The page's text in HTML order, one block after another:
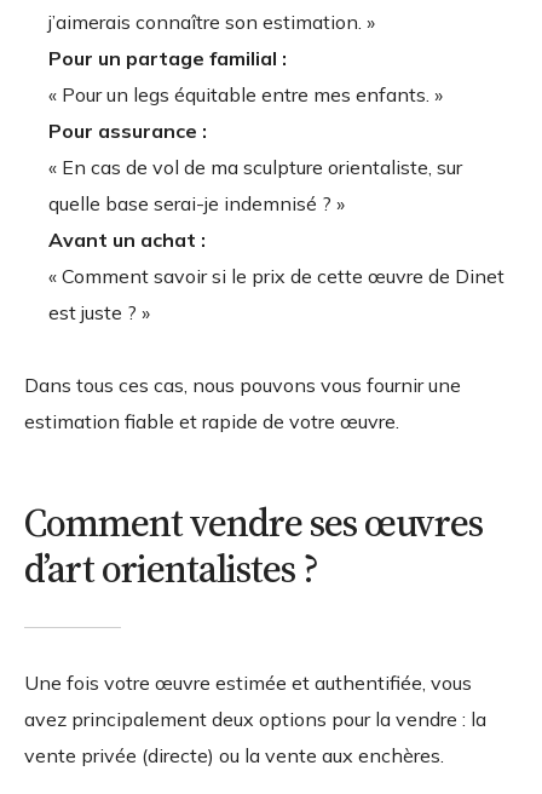
j’aimerais connaître son estimation. »
Pour un partage familial :
« Pour un legs équitable entre mes enfants. »
Pour assurance :
« En cas de vol de ma sculpture orientaliste, sur
quelle base serai-je indemnisé ? »
Avant un achat :
« Comment savoir si le prix de cette œuvre de Dinet
est juste ? »
Dans tous ces cas, nous pouvons vous fournir une
estimation fiable et rapide de votre œuvre.
Comment vendre ses œuvres
d’art orientalistes ?
Une fois votre œuvre estimée et authentifiée, vous
avez principalement deux options pour la vendre : la
vente privée (directe) ou la vente aux enchères.